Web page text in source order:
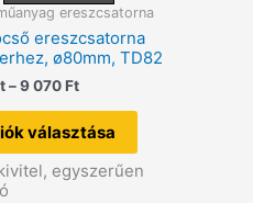
ereszcsatorna
ereszcsatorna
ø80mm, TD82
– 9 070FtÁrtartomány:
600 Ft
-
9
070 Ft
választása
Ennek
terméknek
több
egyszerűen